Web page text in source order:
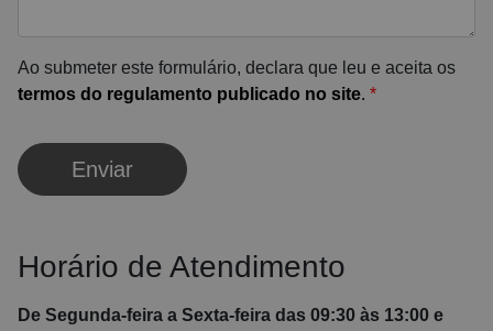
Ao submeter este formulário, declara que leu e aceita os
termos do regulamento publicado no site. *
Enviar
Horário de Atendimento
De Segunda-feira a Sexta-feira das 09:30 às 13:00 e